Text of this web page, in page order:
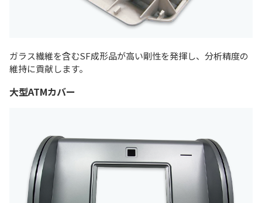
ガラス繊維を含むSF成形品が高い剛性を発揮し、分析精度の
維持に貢献します。
大型ATMカバー